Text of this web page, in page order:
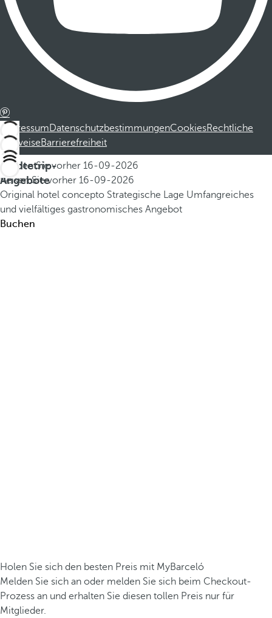
ImpressumDatenschutzbestimmungenCookiesRechtliche
HinweiseBarrierefreiheit
Städtetrip-
Angebote
Buchen Sie vorher 16-09-2026
Reisen Sie vorher 16-09-2026
Original hotel concepto Strategische Lage Umfangreiches
und vielfältiges gastronomisches Angebot
Buchen
Holen Sie sich den besten Preis mit MyBarceló
Melden Sie sich an oder melden Sie sich beim Checkout-
Prozess an und erhalten Sie diesen tollen Preis nur für
Mitglieder.